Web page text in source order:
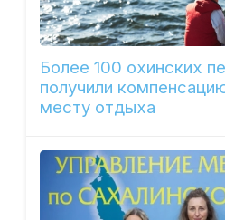
Более 100 охинских
получили
месту отдыха